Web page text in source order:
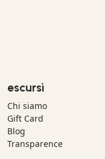
escursì
Chi siamo
Gift Card
Blog
Transparence